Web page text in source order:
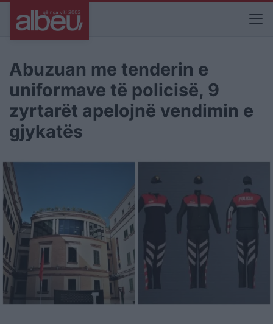
Abuzuan me tenderin e
uniformave të policisë, 9
zyrtarët apelojnë vendimin e
gjykatës